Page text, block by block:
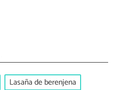
Lasaña de berenjena